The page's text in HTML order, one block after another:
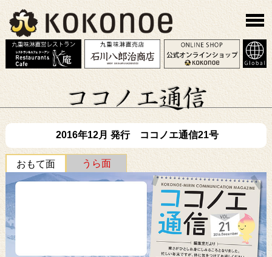
2016年12月 発行 ココノエ通信21号
おもて面 うら面